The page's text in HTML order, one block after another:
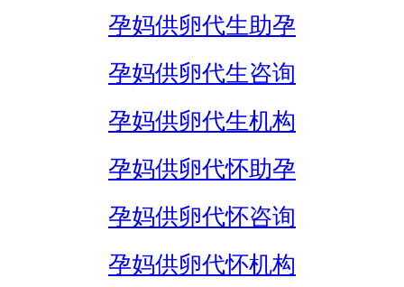
孕妈供卵代生助孕
孕妈供卵代生咨询
孕妈供卵代生机构
孕妈供卵代怀助孕
孕妈供卵代怀咨询
孕妈供卵代怀机构